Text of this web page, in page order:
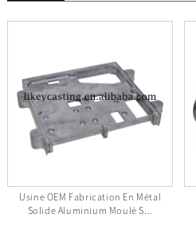
Usine OEM Fabrication En Métal
Solide Aluminium Moulé S...